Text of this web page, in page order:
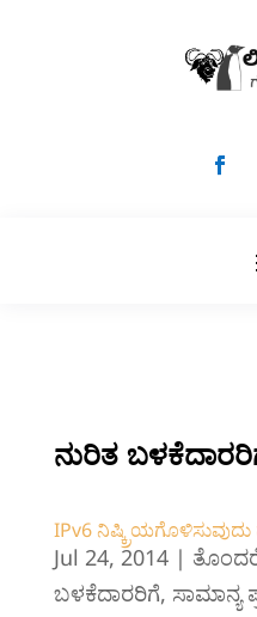
ನುರಿತ
IPv6 ನಿಷ್ಕ್ರಿಯಗೊಳಿಸುವುದು
Jul 24, 2014|
ಬಳಕೆದಾರರಿಗೆ, ಸಾಮಾನ್ಯ